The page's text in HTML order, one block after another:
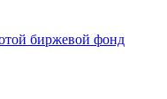
биржевой фонд